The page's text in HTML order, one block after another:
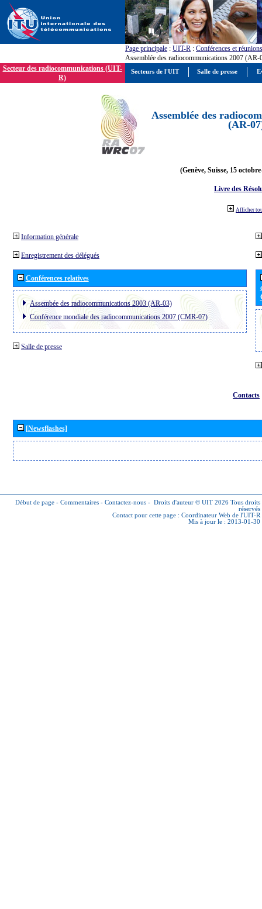
Page principale : UIT-R : Conférences et réunions
Assemblée des radiocommunications 2007 (AR-
Secteur des radiocommunications (UIT-
R)
Assemblée des
(AR-
(Genève, Suisse, 15
Livre des
Afficher
Information générale
Enregistrement des délégués
Conférences relatives
Assembée des radiocommunications 2003 (AR-03)
Conférence mondiale des radiocommunications 2007 (CMR-07)
Salle de presse
Contacts
[Newsflashes]
Début de page - Commentaires - Contactez-nous - Droits d'auteur © UIT 2026 Tous droits
réservés
Contact pour cette page : Coordinateur Web de l'UIT-R
Mis à jour le : 2013-01-30
Secteurs de l'UIT Salle de presse